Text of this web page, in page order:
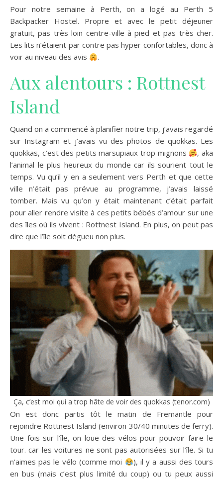
Pour notre semaine à Perth, on a logé au Perth 5
Backpacker Hostel. Propre et avec le petit déjeuner
gratuit, pas très loin centre-ville à pied et pas très cher.
Les lits n’étaient par contre pas hyper confortables, donc à
voir au niveau des avis
.
Aux alentours : Rottnest
Island
Quand on a commencé à planifier notre trip, j’avais regardé
sur Instagram et j’avais vu des photos de quokkas. Les
quokkas, c’est des petits marsupiaux trop mignons
, aka
l’animal le plus heureux du monde car ils sourient tout le
temps. Vu qu’il y en a seulement vers Perth et que cette
ville n’était pas prévue au programme, j’avais laissé
tomber. Mais vu qu’on y était maintenant c’était parfait
pour aller rendre visite à ces petits bébés d’amour sur une
des îles où ils vivent : Rottnest Island. En plus, on peut pas
dire que l’île soit dégueu non plus.
Ça, c’est moi qui a trop hâte de voir des quokkas (tenor.com)
On est donc partis tôt le matin de Fremantle pour
rejoindre Rottnest Island (environ 30/40 minutes de ferry).
Une fois sur l’île, on loue des vélos pour pouvoir faire le
tour. car les voitures ne sont pas autorisées sur l’île. Si tu
n’aimes pas le vélo (comme moi
), il y a aussi des tours
en bus (mais c’est plus limité du coup) ou tu peux aussi